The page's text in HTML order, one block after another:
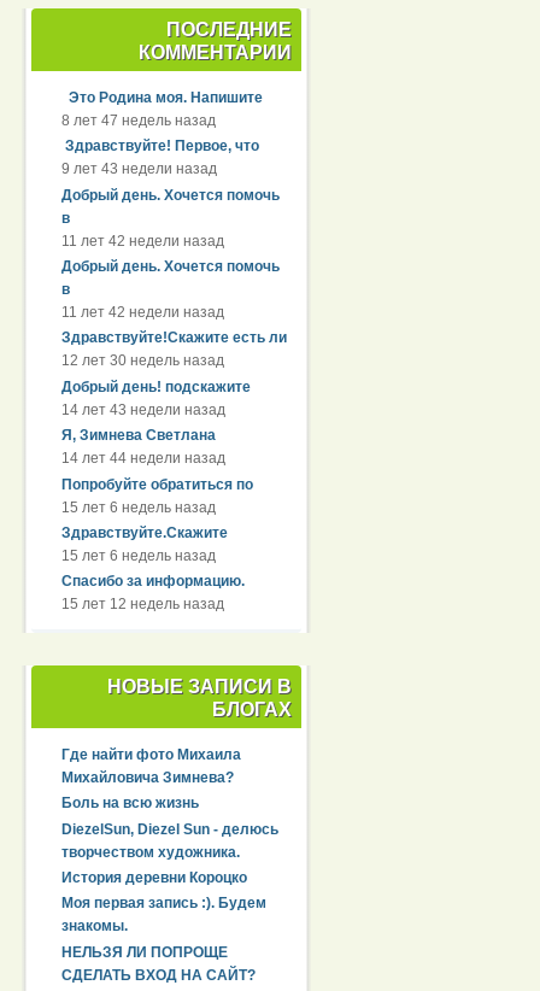
ПОСЛЕДНИЕ
КОММЕНТАРИИ
Это Родина моя. Напишите
8 лет 47 недель назад
Здравствуйте! Первое, что
9 лет 43 недели назад
Добрый день. Хочется помочь
в
11 лет 42 недели назад
Добрый день. Хочется помочь
в
11 лет 42 недели назад
Здравствуйте!Скажите есть ли
12 лет 30 недель назад
Добрый день! подскажите
14 лет 43 недели назад
Я, Зимнева Светлана
14 лет 44 недели назад
Попробуйте обратиться по
15 лет 6 недель назад
Здравствуйте.Скажите
15 лет 6 недель назад
Спасибо за информацию.
15 лет 12 недель назад
НОВЫЕ ЗАПИСИ В
БЛОГАХ
Где найти фото Михаила
Михайловича Зимнева?
Боль на всю жизнь
DiezelSun, Diezel Sun - делюсь
творчеством художника.
История деревни Короцко
Моя первая запись :). Будем
знакомы.
НЕЛЬЗЯ ЛИ ПОПРОЩЕ
СДЕЛАТЬ ВХОД НА САЙТ?